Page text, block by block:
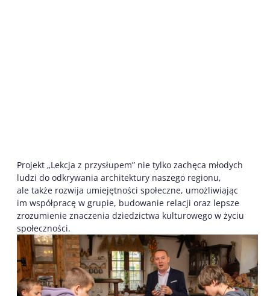
Projekt „Lekcja z przysłupem” nie tylko zachęca młodych
ludzi do odkrywania architektury naszego regionu,
ale także rozwija umiejętności społeczne, umożliwiając
im współpracę w grupie, budowanie relacji oraz lepsze
zrozumienie znaczenia dziedzictwa kulturowego w życiu
społeczności.